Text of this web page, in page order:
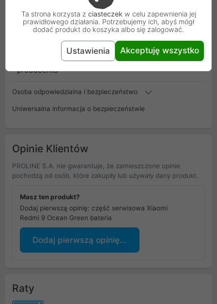
SKU XM-RM9-GR-08
5904569415044
producenta
3 miesiące
Osoba odpowiedzialna i bezpieczeństwo
Uniwersalna informacja o bezpieczeństwie
Opinie Klientów
PROLINE S.A. nie gwarantuje, że zamieszczone opinie
pochodzą od osób, które zakupiły lub używały dany produkt.
Masz ten produkt?
Dodaj pierwszą opinię: część serwisowa Xiaomi
Redmi 9 Ocean Green bateria
Dodaj pierwszą opinię...
Raty
Ta strona korzysta z ciasteczek w celu zapewnienia jej
prawidłowego działania. Potrzebujemy ich, abyś mógł
dodać produkt do koszyka albo się zalogować.
Ustawienia Akceptuję wszystko